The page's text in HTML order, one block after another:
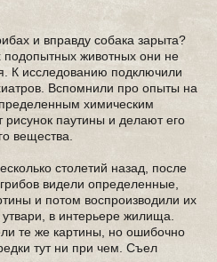
и вправду собака зарыта?
подопытных животных они не
К исследованию подключили
Вспомнили про опыты на
химическим
паутины и делают его
вещества.
столетий назад, после
видели определенные,
и потом воспроизводили их
в интерьере жилища.
те же картины, но ошибочно
тут ни при чем. Съел